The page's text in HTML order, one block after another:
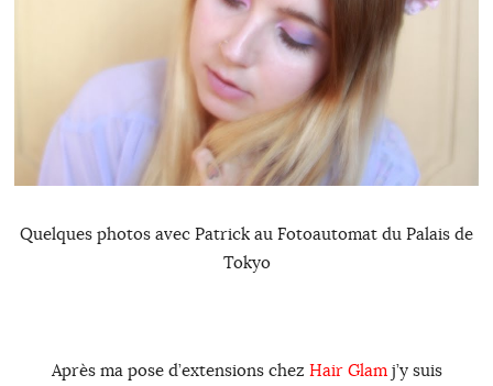
Quelques photos avec Patrick au Fotoautomat du Palais de
Tokyo
Après ma pose d’extensions chez Hair Glamj’y suis